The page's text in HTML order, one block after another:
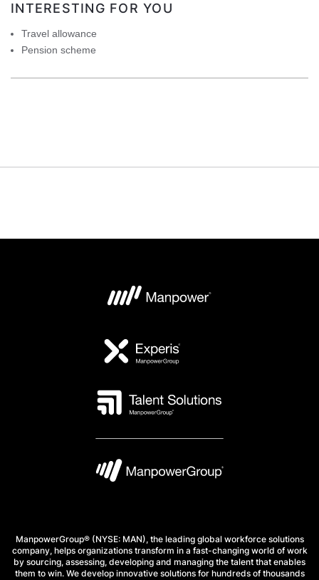
INTERESTING FOR YOU
Travel allowance
Pension scheme
ManpowerGroup® (NYSE: MAN), the leading global workforce solutions
company, helps organizations transform in a fast-changing world of work
by sourcing, assessing, developing and managing the talent that enables
them to win. We develop innovative solutions for hundreds of thousands